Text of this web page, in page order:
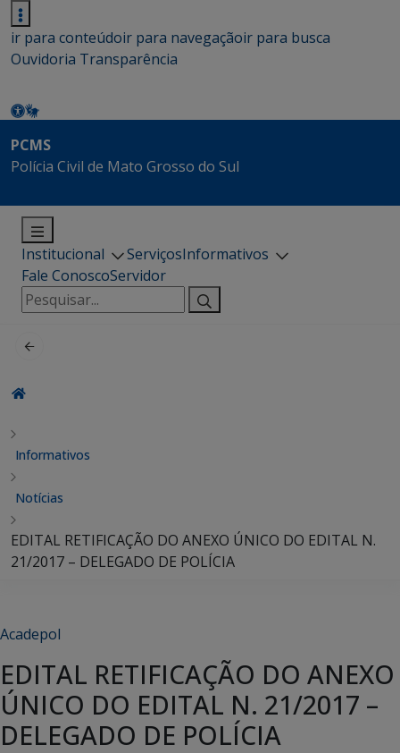
ir para conteúdoir para navegaçãoir para busca
Ouvidoria Transparência
PCMS
Polícia Civil de Mato Grosso do Sul
Institucional ServiçosInformativos
Fale ConoscoServidor
Pesquisar
por:
Informativos
Notícias
EDITAL RETIFICAÇÃO DO ANEXO ÚNICO DO EDITAL N.
21/2017 – DELEGADO DE POLÍCIA
Acadepol
EDITAL RETIFICAÇÃO DO ANEXO
ÚNICO DO EDITAL N. 21/2017 –
DELEGADO DE POLÍCIA